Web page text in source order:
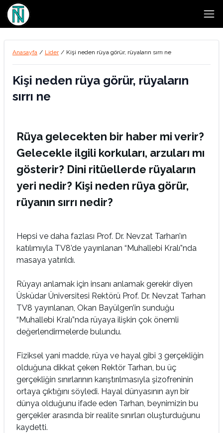
Anasayfa / Lider / Kişi neden rüya görür, rüyaların sırrı ne
Kişi neden rüya görür, rüyaların
sırrı ne
Rüya gelecekten bir haber mi verir?
Gelecekle ilgili korkuları, arzuları mı
gösterir? Dini ritüellerde rüyaların
yeri nedir? Kişi neden rüya görür,
rüyanın sırrı nedir?
Hepsi ve daha fazlası Prof. Dr. Nevzat Tarhan’ın
katılımıyla TV8’de yayınlanan “Muhallebi Kralı”nda
masaya yatırıldı.
Rüyayı anlamak için insanı anlamak gerekir diyen
Üsküdar Üniversitesi Rektörü Prof. Dr. Nevzat Tarhan
TV8 yayınlanan, Okan Bayülgen’in sunduğu
“Muhallebi Kralı”nda rüyaya ilişkin çok önemli
değerlendirmelerde bulundu.
Fiziksel yani madde, rüya ve hayal gibi 3 gerçekliğin
olduğuna dikkat çeken Rektör Tarhan, bu üç
gerçekliğin sınırlarının karıştırılmasıyla şizofreninin
ortaya çıktığını söyledi. Hayal dünyasının ayrı bir
dünya olduğunu ifade eden Tarhan, beynimizin bu
gerçekler arasında bir realite sınırları oluşturduğunu
kaydetti.